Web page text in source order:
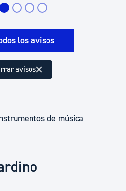
los avisos
avisos
de música